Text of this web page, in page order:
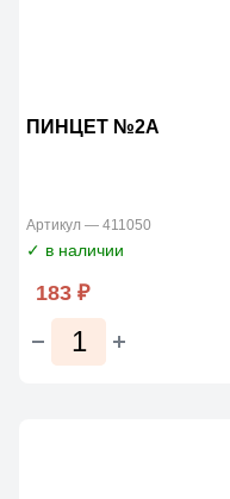
ПИНЦЕТ №2A
Артикул — 411050
✓ в наличии
183 ₽